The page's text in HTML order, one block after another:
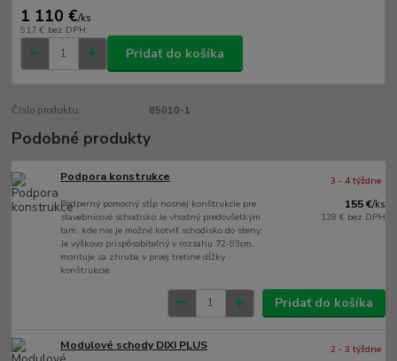
1 110 €/ks
917 € bez DPH
Pridať do košíka
Číslo produktu: 85010-1
Podobné produkty
Podpora konstrukce
Podperný pomocný stĺp nosnej konštrukcie pre
stavebnicové schodisko Je vhodný predovšetkým
tam, kde nie je možné kotviť schodisko do steny.
Je výškovo prispôsobiteľný v rozsahu 72-93cm,
montuje sa zhruba v prvej tretine dĺžky
konštrukcie.
155 €/ks
128 € bez DPH
3 - 4 týždne
Pridať do košíka
Modulové schody DIXI PLUS 2 - 3 týždne